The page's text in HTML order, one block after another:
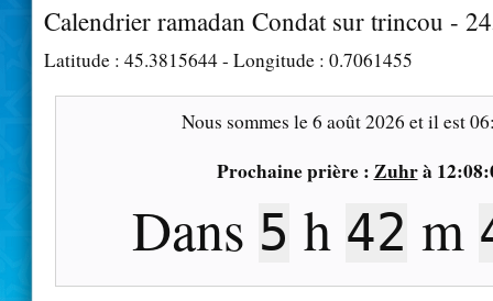
Calendrier ramadan Condat sur trincou -
Latitude : 45.3815644- Longitude : 0.7061455
Nous sommes le6 août 2026 et il est
Prochaine prière : Zuhrà
Dans 5 h 42 m